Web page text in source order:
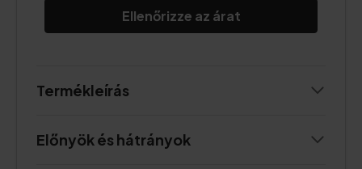
Ellenőrizze az árat
Termékleírás
Előnyök és hátrányok